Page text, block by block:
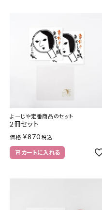
よーじや定番商品のセット
2冊セット
価格 ¥870 税込
カートに入れる